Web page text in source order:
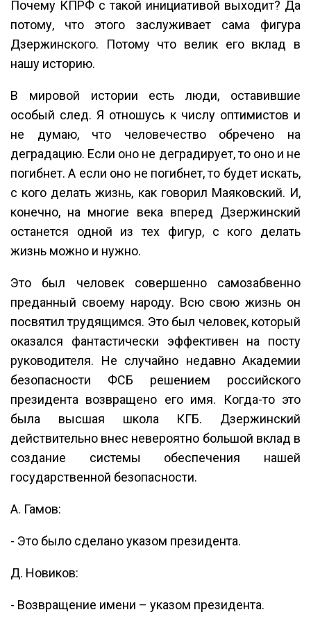
Почему КПРФ с такой инициативой выходит? Да
потому, что этого заслуживает сама фигура
Дзержинского. Потому что велик его вклад в
нашу историю.
В мировой истории есть люди, оставившие
особый след. Я отношусь к числу оптимистов и
не думаю, что человечество обречено на
деградацию. Если оно не деградирует, то оно и не
погибнет. А если оно не погибнет, то будет искать,
с кого делать жизнь, как говорил Маяковский. И,
конечно, на многие века вперед Дзержинский
останется одной из тех фигур, с кого делать
жизнь можно и нужно.
Это был человек совершенно самозабвенно
преданный своему народу. Всю свою жизнь он
посвятил трудящимся. Это был человек, который
оказался фантастически эффективен на посту
руководителя. Не случайно недавно Академии
безопасности ФСБ решением российского
президента возвращено его имя. Когда-то это
была высшая школа КГБ. Дзержинский
действительно внес невероятно большой вклад в
создание системы обеспечения нашей
государственной безопасности.
А. Гамов:
- Это было сделано указом президента.
Д. Новиков:
- Возвращение имени – указом президента.